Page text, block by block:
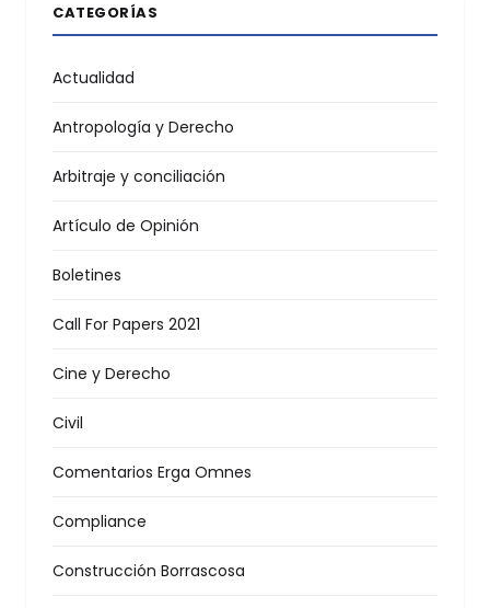
CATEGORÍAS
Actualidad
Antropología y Derecho
Arbitraje y conciliación
Artículo de Opinión
Boletines
Call For Papers 2021
Cine y Derecho
Civil
Comentarios Erga Omnes
Compliance
Construcción Borrascosa